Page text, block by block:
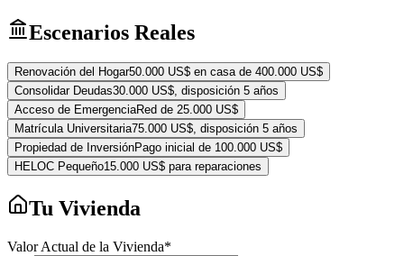
Escenarios Reales
Renovación del Hogar50.000 US$ en casa de 400.000 US$
Consolidar Deudas30.000 US$, disposición 5 años
Acceso de EmergenciaRed de 25.000 US$
Matrícula Universitaria75.000 US$, disposición 5 años
Propiedad de InversiónPago inicial de 100.000 US$
HELOC Pequeño15.000 US$ para reparaciones
Tu Vivienda
Valor Actual de la Vivienda*